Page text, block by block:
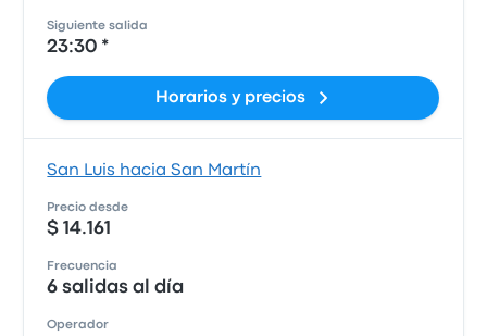
Siguiente salida
23:30 *
Horarios y precios
San Luis hacia San Martín
Precio desde
$ 14.161
Frecuencia
6 salidas al día
Operador